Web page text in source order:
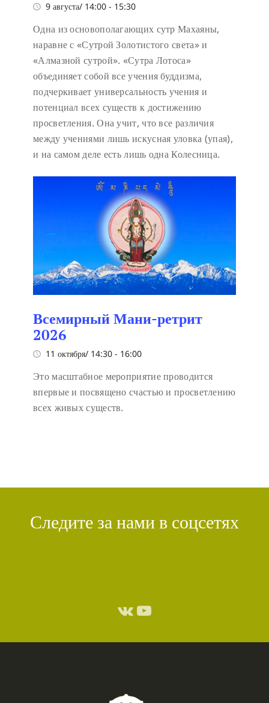
9 августа/ 14:00 - 15:30
Одна из основополагающих сутр Махаяны,
наравне с «Сутрой Золотистого света» и
«Алмазной сутрой». «Сутра Лотоса»
объединяет собой все учения буддизма,
подчеркивает универсальность учения и
потенциал всех существ к достижению
просветления. Она учит, что все различия
между учениями лишь искусная уловка (упая),
и на самом деле есть лишь одна Колесница.
Всемирный Мани-ретрит
2026
11 октября/ 14:30 - 16:00
Это масштабное мероприятие проводится
впервые и посвящено счастью и просветлению
всех живых существ.
Следите за нами в соцсетях